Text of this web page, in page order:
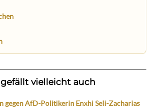
vielleicht auch
gegen AfD-Politikerin Enxhi Seli-Zacharias